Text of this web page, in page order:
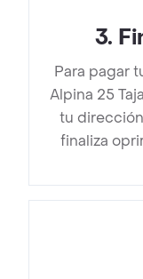
3.
Para pagar
Alpina 25
tu
finaliza